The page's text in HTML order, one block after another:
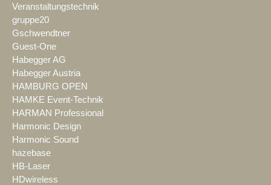
Veranstaltungstechnik
gruppe20
Gschwendtner
Guest-One
Habegger AG
Habegger Austria
HAMBURG OPEN
HAMKE Event-Technik
HARMAN Professional
Harmonic Design
Harmonic Sound
hazebase
HB-Laser
HDwireless